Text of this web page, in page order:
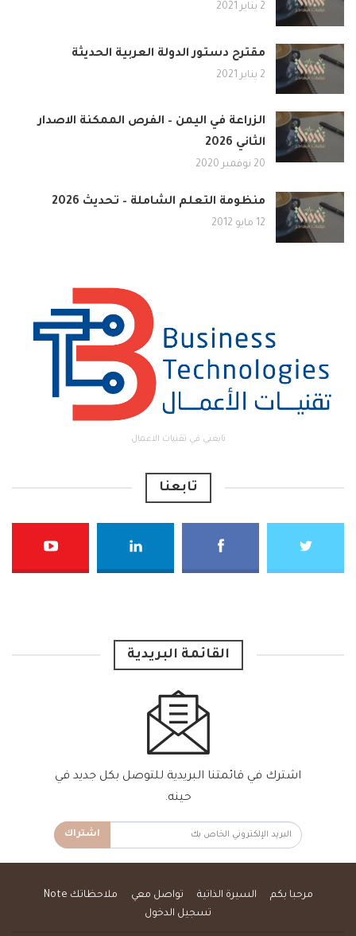
2 يناير 2021
مقترح دستور الدولة العربية الحديثة
2 يناير 2021
الزراعة في اليمن – الفرص الممكنة الاصدار
الثاني 2026
20 نوفمبر 2020
منظومة التعلم الشاملة – تحديث 2026
12 مايو 2012
تابعني في تقنيات الاعمال
تابعنا
القائمة البريدية
اشترك في قائمتنا البريدية للتوصل بكل جديد في
حينه.
اشتراك
مرحبا بكم السيرة الذاتية تواصل معي
ملاحظاتك Note
تسجيل الدخول